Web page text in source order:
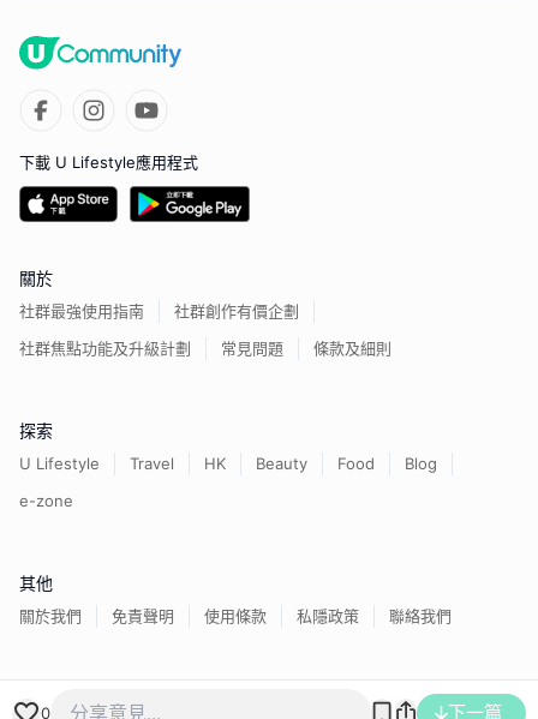
0 下一篇
下載 U Lifestyle應用程式
關於
社群最強使用指南
社群創作有價企劃
社群焦點功能及升級計劃
常見問題 條款及細則
探索
U Lifestyle Travel HK Beauty Food
Blog
e-zone
其他
關於我們 免責聲明 使用條款 私隱政策 聯絡我們
香港經濟日報版權所有©